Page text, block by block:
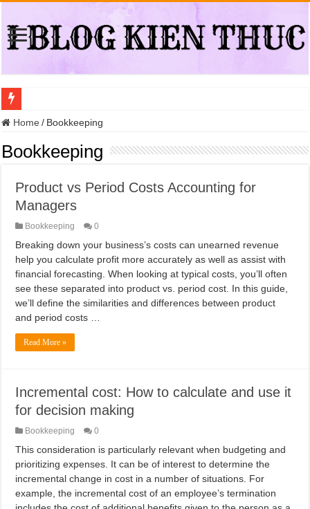
Địa điểm đổi bằng lái xe ô tô quá hạn đáng tin cậy tại Quận 3
Trung tâm nào học thi giấy phép lái xe hạng A (A2 cũ), A1 uy tín tại Hồ
Đồng Hồ Tại Kronos Luxury Timepieces Có Cam Kết Chính Hãng Không?
Gợi Ý Các Trường Trung Cấp Nghề Uy Tín Tại Nghệ An Nên Tham Khảo
Top 8 Xưởng Chuyên May Đồng Phục Theo Yêu Cầu Tại Phường Bàn Cờ
Sửa Chữa Ô Tô Lưu Động Có Bảo Hiểm Phường Đông Hưng Thuận
Chăm Sóc Ô Tô Lưu Động Tại Nhà Phường Phú Thọ HCM
Trung Tâm Đào Tạo Sát Hạch Lái Xe C1 Uy Tín Tại Thành Phố Thủ Đức,
Dịch Vụ Sửa Chữa Ô Tô Tại Nhà Phường Hòa Hưng
Home / Bookkeeping
Bookkeeping
Product vs Period Costs Accounting for
Managers
Bookkeeping 0
Breaking down your business’s costs can unearned revenue
help you calculate profit more accurately as well as assist with
financial forecasting. When looking at typical costs, you’ll often
see these separated into product vs. period cost. In this guide,
we’ll define the similarities and differences between product
and period costs …
Read More »
Incremental cost: How to calculate and use it
for decision making
Bookkeeping 0
This consideration is particularly relevant when budgeting and
prioritizing expenses. It can be of interest to determine the
incremental change in cost in a number of situations. For
example, the incremental cost of an employee’s termination